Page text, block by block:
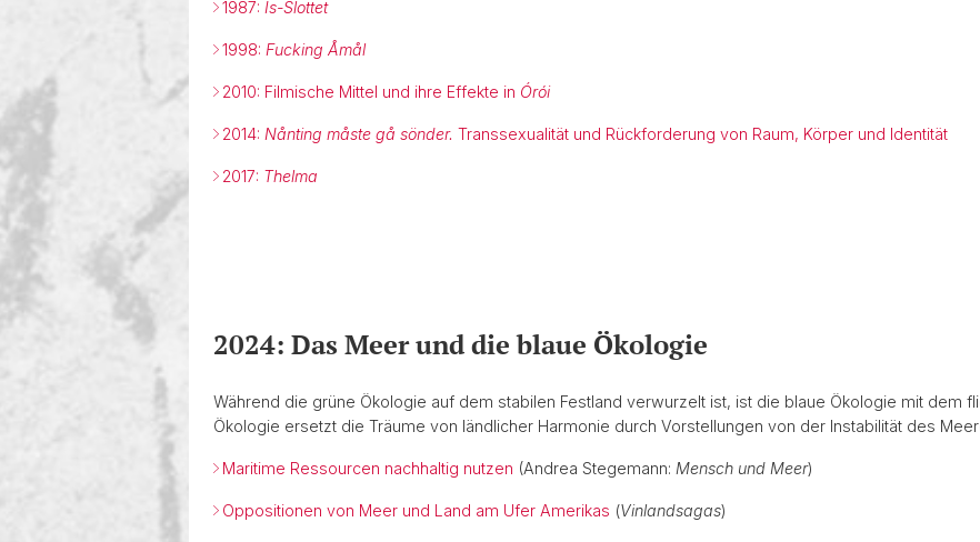
1987: Is-Slottet
1998: Fucking Åmål
2010: Filmische Mittel und ihre Effekte in Órói
2014: Nånting måste gå sönder. Transsexualität und Rückforderung von Raum, Körper und Identität
2017: Thelma
2024: Das Meer und die blaue Ökologie
Während die grüne Ökologie auf dem stabilen Festland verwurzelt ist, ist die blaue Ökologie mit dem
Ökologie ersetzt die Träume von ländlicher Harmonie durch Vorstellungen von der Instabilität des
Maritime Ressourcen nachhaltig nutzen (Andrea Stegemann: Mensch und Meer)
Oppositionen von Meer und Land am Ufer Amerikas (Vinlandsagas)